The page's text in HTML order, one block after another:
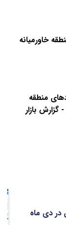
اقتصادی 2020 در منطقه خاورمیانه
منطقه
بازار
در دی ماه